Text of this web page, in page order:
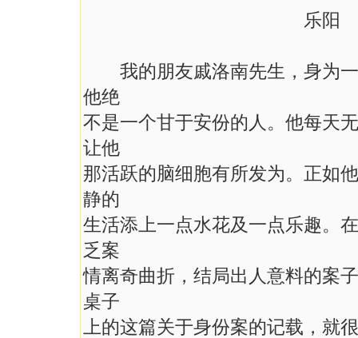
乐阳
我的朋友戚洛南先生，身为一
他绝
不是一个甘于安份的人。他每天
让他
那活跃的脑细胞有所发为。正如
静的
生活添上一点水花及一点乐趣。
乏案
情离奇曲折，结局出人意料的案
桌子
上的这篇关于身份案的记载，就